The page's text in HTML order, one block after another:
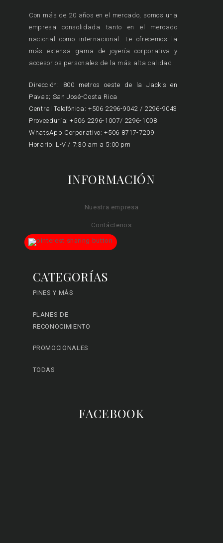
Con más de 20 años en el mercado, somos una
empresa consolidada tanto en el mercado
nacional como internacional. Le ofrecemos la
más extensa gama de joyería corporativa y
accesorios personales de la más alta calidad.
Dirección: 800 metros oeste de la Jack's en
Pavas; San José-Costa Rica
Central Telefónica: +506 2296-9042 / 2296-9043
Proveeduría: +506 2296-1007/ 2296-1008
WhatsApp Corporativo: +506 8717-7209
Horario: L-V / 7:30 am a 5:00 pm
INFORMACIÓN
Nuestra empresa
Contáctenos
CATEGORÍAS
PINES Y MÁS
PLANES DE
RECONOCIMIENTO
PROMOCIONALES
TODAS
FACEBOOK